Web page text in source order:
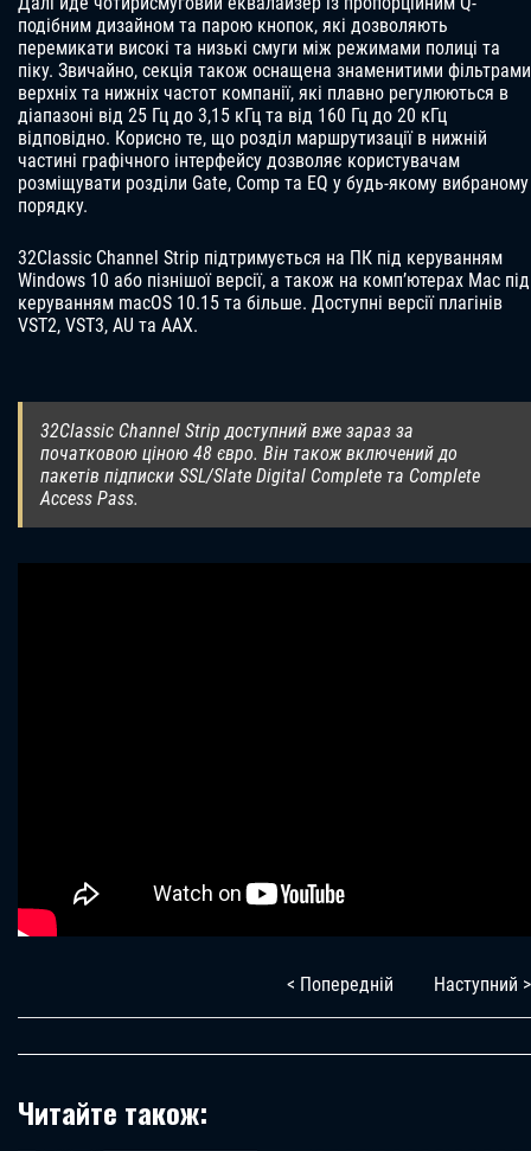
подібним дизайном та парою кнопок, які дозволяють
перемикати високі та низькі смуги між режимами полиці та
піку. Звичайно, секція також оснащена знаменитими фільтрами
верхніх та нижніх частот компанії, які плавно регулюються в
діапазоні від 25 Гц до 3,15 кГц та від 160 Гц до 20 кГц
відповідно. Корисно те, що розділ маршрутизації в нижній
частині графічного інтерфейсу дозволяє користувачам
розміщувати розділи Gate, Comp та EQ у будь-якому вибраному
порядку.
32Classic Channel Strip підтримується на ПК під керуванням
Windows 10 або пізнішої версії, а також на комп’ютерах Mac під
керуванням macOS 10.15 та більше. Доступні версії плагінів
VST2, VST3, AU та AAX.
32Classic Channel Strip доступний вже зараз за
початковою ціною 48 євро. Він також включений до
пакетів підписки SSL/Slate Digital Complete та Complete
Access Pass.
< Попередній Наступний >
Читайте також: